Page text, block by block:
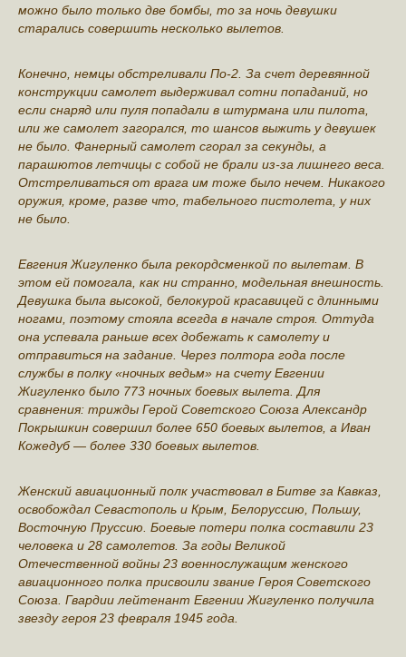
можно было только две бомбы, то за ночь девушки
старались совершить несколько вылетов.
Конечно, немцы обстреливали По-2. За счет деревянной
конструкции самолет выдерживал сотни попаданий, но
если снаряд или пуля попадали в штурмана или пилота,
или же самолет загорался, то шансов выжить у девушек
не было. Фанерный самолет сгорал за секунды, а
парашютов летчицы с собой не брали из-за лишнего веса.
Отстреливаться от врага им тоже было нечем. Никакого
оружия, кроме, разве что, табельного пистолета, у них
не было.
Евгения Жигуленко была рекордсменкой по вылетам. В
этом ей помогала, как ни странно, модельная внешность.
Девушка была высокой, белокурой красавицей с длинными
ногами, поэтому стояла всегда в начале строя. Оттуда
она успевала раньше всех добежать к самолету и
отправиться на задание. Через полтора года после
службы в полку «ночных ведьм» на счету Евгении
Жигуленко было 773 ночных боевых вылета. Для
сравнения: трижды Герой Советского Союза Александр
Покрышкин совершил более 650 боевых вылетов, а Иван
Кожедуб — более 330 боевых вылетов.
Женский авиационный полк участвовал в Битве за Кавказ,
освобождал Севастополь и Крым, Белоруссию, Польшу,
Восточную Пруссию. Боевые потери полка составили 23
человека и 28 самолетов. За годы Великой
Отечественной войны 23 военнослужащим женского
авиационного полка присвоили звание Героя Советского
Союза. Гвардии лейтенант Евгении Жигуленко получила
звезду героя 23 февраля 1945 года.